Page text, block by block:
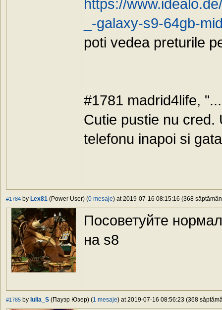
https://
_-galaxy-s9-64gb-
poti vedea preturile
#1781 madrid4life,
Cutie pustie nu
telefonu inapoi si
#1784 by Lex81 (Power User) (0 mesaje) at 2019-07-16 08:15:16 (368
Посоветуйте
на s8
#1785 by Iulia_S (Пауэр Юзер) (1 mesaje) at 2019-07-16 08:56:23 (368